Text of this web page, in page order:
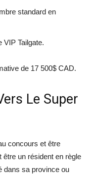
standard en
VIP Tailgate.
de 17 500$ CAD.
Le Super
concours et être
être un résident en règle
dans sa province ou